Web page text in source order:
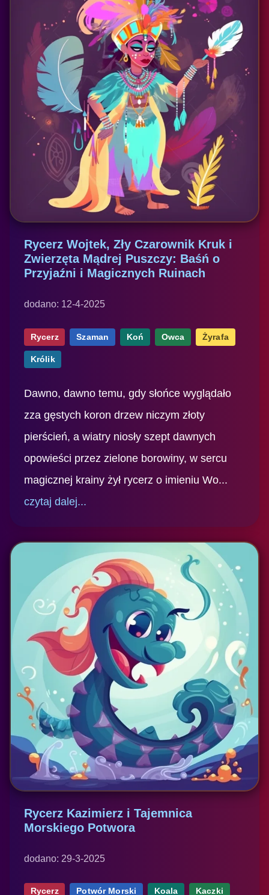
Rycerz Wojtek, Zły Czarownik Kruk i
Zwierzęta Mądrej Puszczy: Baśń o
Przyjaźni i Magicznych Ruinach
dodano: 12-4-2025
Rycerz Szaman Koń Owca Żyrafa
Królik
Dawno, dawno temu, gdy słońce wyglądało
zza gęstych koron drzew niczym złoty
pierścień, a wiatry niosły szept dawnych
opowieści przez zielone borowiny, w sercu
magicznej krainy żył rycerz o imieniu Wo...
czytaj dalej...
Rycerz Kazimierz i Tajemnica
Morskiego Potwora
dodano: 29-3-2025
Rycerz Potwór Morski Koala Kaczki